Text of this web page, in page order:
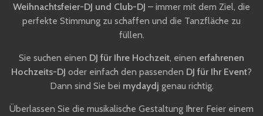
Weihnachtsfeier-DJ und Club-DJ – immer mit dem Ziel, die
perfekte Stimmung zu schaffen und die Tanzfläche zu
füllen.
Sie suchen einen DJ für Ihre Hochzeit, einen erfahrenen
Hochzeits-DJ oder einfach den passenden DJ für Ihr Event?
Dann sind Sie bei mydaydj genau richtig.
Überlassen Sie die musikalische Gestaltung Ihrer Feier einem